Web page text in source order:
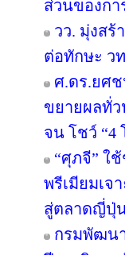
ส่วนของก
วว. มุ่งสร้
ต่อทักษะ ว
ศ.ดร.ยศ
ขยายผลทั่ว
จน โชว์ “4
“ศุภจี” ใ
พรีเมียมเจ
สู่ตลาดญี่ปุ่
กรมพัฒนา